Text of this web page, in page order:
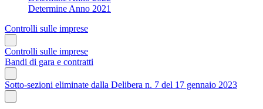
Determine Anno 2021
Controlli sulle imprese
Controlli sulle imprese
Bandi di gara e contratti
Sotto-sezioni eliminate dalla Delibera n. 7 del 17 gennaio 2023